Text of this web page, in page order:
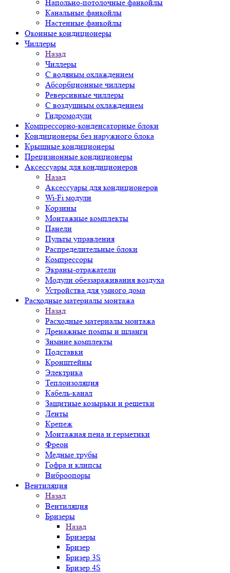
Напольно-потолочные фанкойлы
Канальные фанкойлы
Настенные фанкойлы
Оконные кондиционеры
Чиллеры
Назад
Чиллеры
С водяным охлаждением
Абсорбционные чиллеры
Реверсивные чиллеры
С воздушным охлаждением
Гидромодули
Компрессорно-конденсаторные блоки
Кондиционеры без наружного блока
Крышные кондиционеры
Прецизионные кондиционеры
Аксессуары для кондиционеров
Назад
Аксессуары для кондиционеров
Wi-Fi модули
Корзины
Монтажные комплекты
Панели
Пульты управления
Распределительные блоки
Компрессоры
Экраны-отражатели
Модули обеззараживания воздуха
Устройства для умного дома
Расходные материалы монтажа
Назад
Расходные материалы монтажа
Дренажные помпы и шланги
Зимние комплекты
Подставки
Кронштейны
Электрика
Теплоизоляция
Кабель-канал
Защитные козырьки и решетки
Ленты
Крепеж
Монтажная пена и герметики
Фреон
Медные трубы
Гофра и клипсы
Виброопоры
Вентиляция
Назад
Вентиляция
Бризеры
Назад
Бризеры
Бризер
Бризер 3S
Бризер 4S